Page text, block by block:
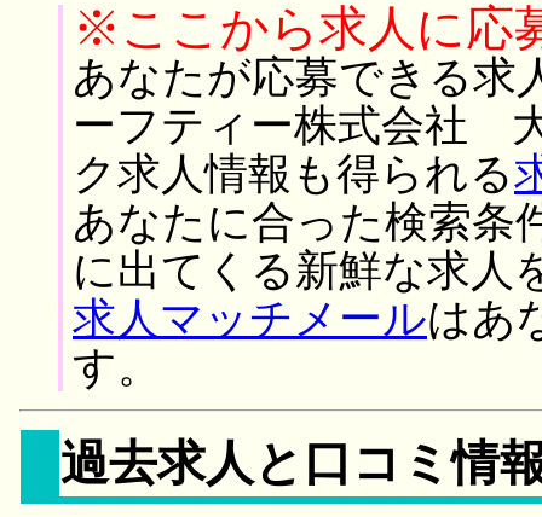
※ここから求人に応
あなたが応募できる求
ーフティー株式会社
ク求人情報も得られる
あなたに合った検索条
に出てくる新鮮な求人
求人マッチメールはあ
す。
過去求人と口コミ情